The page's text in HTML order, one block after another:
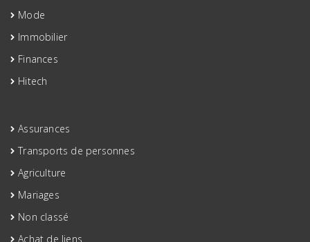
Mode
Immobilier
Finances
Hitech
Assurances
Transports de personnes
Agriculture
Mariages
Non classé
Achat de liens